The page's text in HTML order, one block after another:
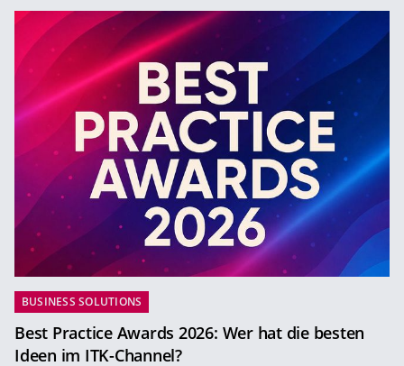
BUSINESS SOLUTIONS
Best Practice Awards 2026: Wer hat die besten
Ideen im ITK-Channel?